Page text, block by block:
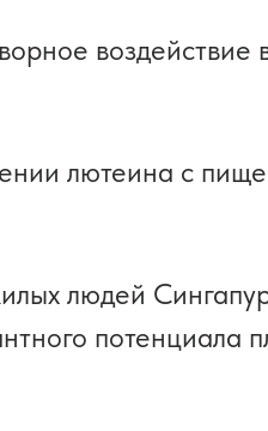
воздействие
лютеина с
людей
потенциала